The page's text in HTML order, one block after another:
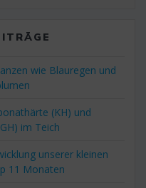
wie Blauregen und
(KH) und
im Teich
unserer kleinen
11 Monaten